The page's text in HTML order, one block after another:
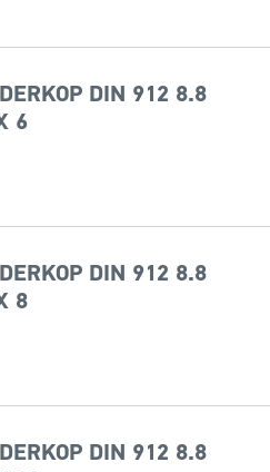
DIN 912 8.8
6
DIN 912 8.8
8
DIN 912 8.8